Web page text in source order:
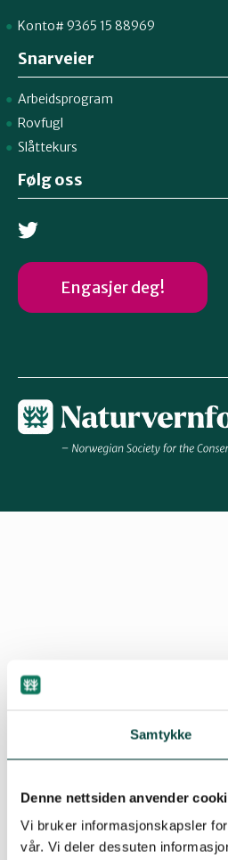
Samtykke
Denne nettsiden anvender
Vi bruker informasjonskapsler
vår. Vi deler dessuten
Konto# 9365 15 88969
Snarveier
Arbeidsprogram
Rovfugl
Slåttekurs
Følg oss
Engasjer deg!